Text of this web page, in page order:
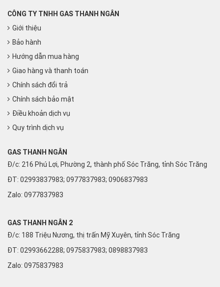
CÔNG TY TNHH GAS THANH NGÂN
Giới thiệu
Bảo hành
Hướng dẫn mua hàng
Giao hàng và thanh toán
Chính sách đổi trả
Chính sách bảo mật
Điều khoản dịch vụ
Quy trình dịch vụ
GAS THANH NGÂN
Đ/c: 216 Phú Lợi, Phường 2, thành phố Sóc Trăng, tỉnh Sóc Trăng
ĐT: 02993837983; 0977837983; 0906837983
Zalo: 0977837983
GAS THANH NGÂN 2
Đ/c: 188 Triệu Nương, thị trấn Mỹ Xuyên, tỉnh Sóc Trăng
ĐT: 02993662288; 0975837983; 0898837983
Zalo: 0975837983